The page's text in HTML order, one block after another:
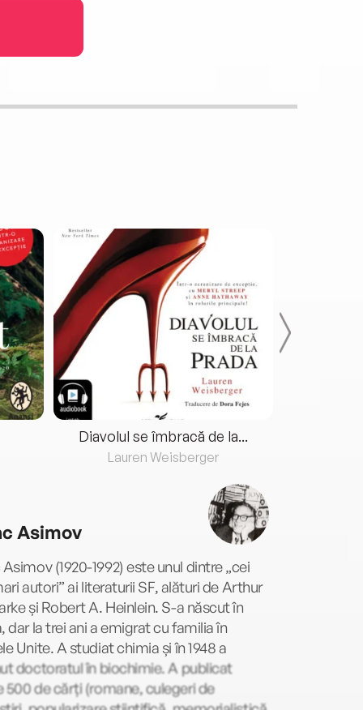
Diavolul se îmbracă de la...
Lauren Weisberger
Asimov
Asimov (1920-1992) este unul dintre „cei
autori” ai literaturii SF, alături de Arthur
și Robert A. Heinlein. S-a născut în
dar la trei ani a emigrat cu familia în
Unite. A studiat chimia și în 1948 a
doctoratul în biochimie. A publicat
500 de cărți (romane, culegeri de